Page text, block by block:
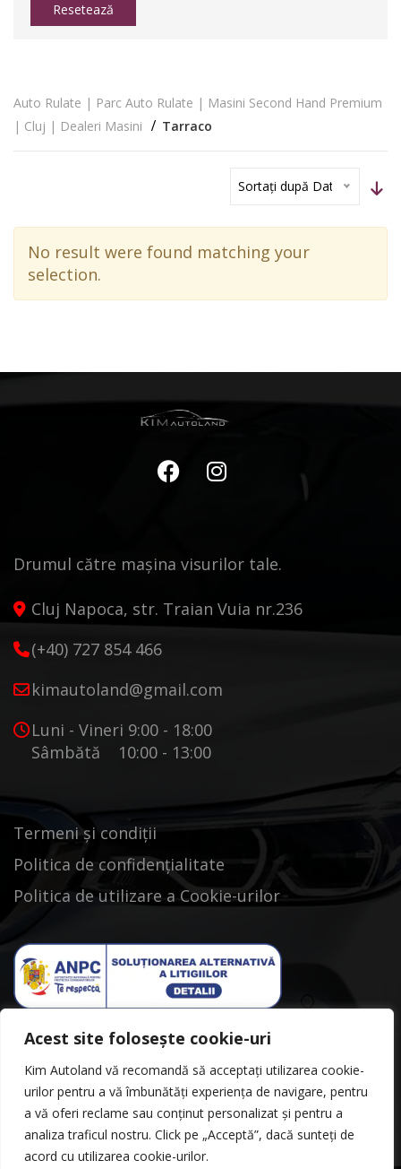
Acest site folosește cookie-uri
Kim Autoland vă recomandă să acceptați utilizarea cookie-
urilor pentru a vă îmbunătăți experiența de navigare, pentru
a vă oferi reclame sau conținut personalizat și pentru a
analiza traficul nostru. Click pe „Acceptă”, dacă sunteți de
acord cu utilizarea cookie-urilor.
Resetează
Auto Rulate | Parc Auto Rulate | Masini Second Hand Premium
| Cluj | Dealeri Masini
Tarraco
Sortați după Dată
No result were found matching your
selection.
Drumul către mașina visurilor tale.
Cluj Napoca, str. Traian Vuia nr.236
(+40) 727 854 466
kimautoland@gmail.com
Luni - Vineri 9:00 - 18:00
Sâmbătă 10:00 - 13:00
Termeni și condiții
Politica de confidențialitate
Politica de utilizare a Cookie-urilor